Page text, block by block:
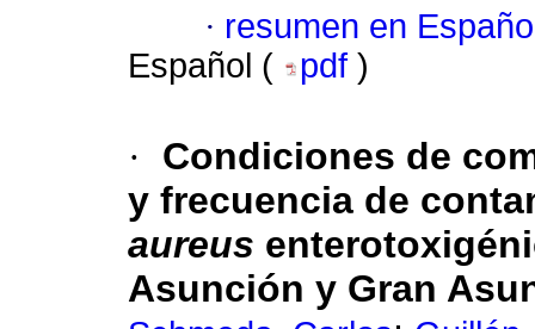
· resumen en
Español (
pdf )
·
Condiciones de
y frecuencia de
aureus
Asunción y Gran